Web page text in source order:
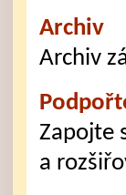
Archiv
Archiv
Zapojte
a